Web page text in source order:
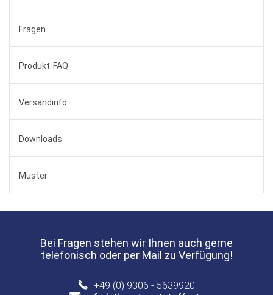
Fragen
Produkt-FAQ
Versandinfo
Downloads
Muster
Bei Fragen stehen wir Ihnen auch gerne
telefonisch oder per Mail zu Verfügung!
+49 (0) 9306 - 5639920